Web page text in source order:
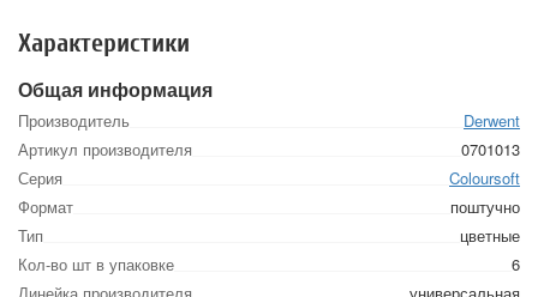
Характеристики
Общая информация
Производитель
Derwent
Артикул производителя
0701013
Серия
Coloursoft
Формат
поштучно
Тип
цветные
Кол-во шт в упаковке
6